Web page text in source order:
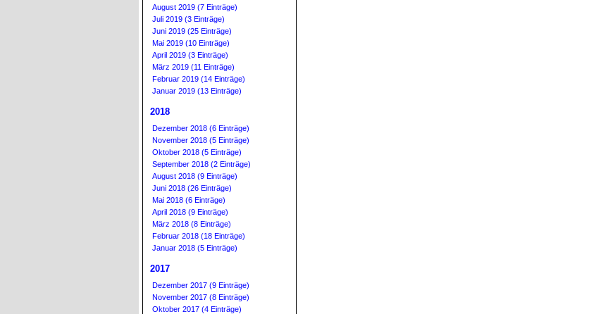
August 2019 (7 Einträge)
Juli 2019 (3 Einträge)
Juni 2019 (25 Einträge)
Mai 2019 (10 Einträge)
April 2019 (3 Einträge)
März 2019 (11 Einträge)
Februar 2019 (14 Einträge)
Januar 2019 (13 Einträge)
2018
Dezember 2018 (6 Einträge)
November 2018 (5 Einträge)
Oktober 2018 (5 Einträge)
September 2018 (2 Einträge)
August 2018 (9 Einträge)
Juni 2018 (26 Einträge)
Mai 2018 (6 Einträge)
April 2018 (9 Einträge)
März 2018 (8 Einträge)
Februar 2018 (18 Einträge)
Januar 2018 (5 Einträge)
2017
Dezember 2017 (9 Einträge)
November 2017 (8 Einträge)
Oktober 2017 (4 Einträge)